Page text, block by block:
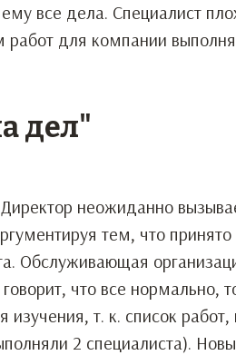
все дела. Специалист
для компании
дел"
неожиданно
тем, что
Обслуживающая
что все нормально,
т. к. список
2 специалиста).